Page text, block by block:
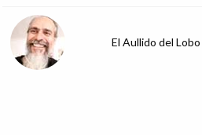
El Aullido del Lobo